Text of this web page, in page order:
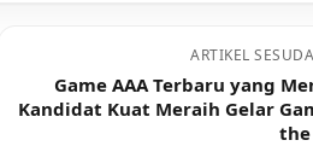
ARTIKEL
Game AAA Terbaru yang
Kandidat Kuat Meraih Gelar
the